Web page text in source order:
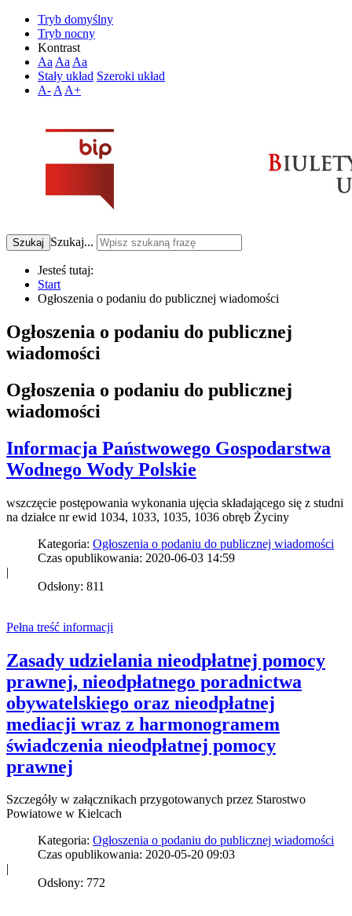
Tryb domyślny
Tryb nocny
Kontrast
Aa Aa Aa
Stały układ Szeroki układ
A- A A+
Szukaj Szukaj...
Jesteś tutaj:
Start
Ogłoszenia o podaniu do publicznej wiadomości
Ogłoszenia o podaniu do publicznej
wiadomości
Ogłoszenia o podaniu do publicznej
wiadomości
Informacja Państwowego Gospodarstwa
Wodnego Wody Polskie
wszczęcie postępowania wykonania ujęcia składającego się z studni
na działce nr ewid 1034, 1033, 1035, 1036 obręb Życiny
Kategoria: Ogłoszenia o podaniu do publicznej wiadomości
Czas opublikowania: 2020-06-03 14:59
|
Odsłony: 811
Pełna treść informacji
Zasady udzielania nieodpłatnej pomocy
prawnej, nieodpłatnego poradnictwa
obywatelskiego oraz nieodpłatnej
mediacji wraz z harmonogramem
świadczenia nieodpłatnej pomocy
prawnej
Szczegóły w załącznikach przygotowanych przez Starostwo
Powiatowe w Kielcach
Kategoria: Ogłoszenia o podaniu do publicznej wiadomości
Czas opublikowania: 2020-05-20 09:03
|
Odsłony: 772